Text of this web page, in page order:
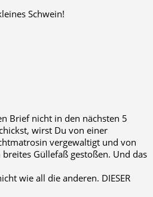
Schwein!
Brief nicht in den nächsten 5
wirst Du von einer
vergewaltigt und von
Güllefaß gestoßen. Und das
wie all die anderen. DIESER